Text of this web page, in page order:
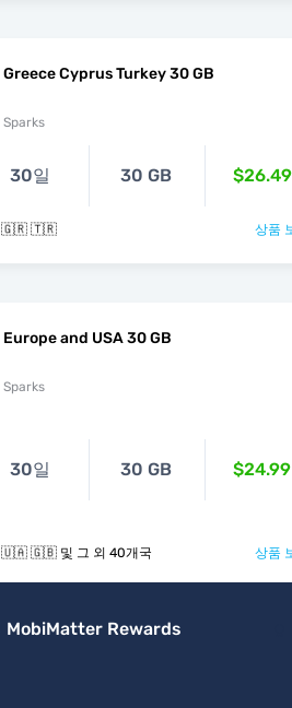
Greece Cyprus Turkey 30 GB
Sparks
30일 30 GB $26.49
🇹🇷 상품
Europe and USA 30 GB
Sparks
30일 30 GB $24.99
🇹🇷 🇺🇦 🇬🇧 및 그 외 40개국 상품
MobiMatter Rewards